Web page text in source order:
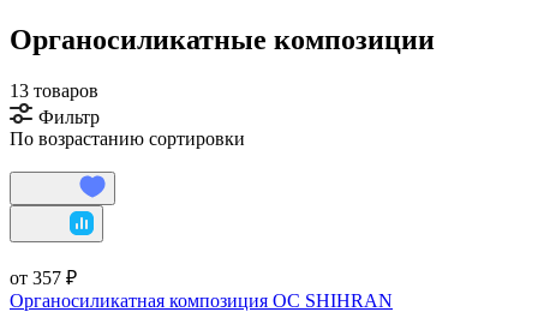
Органосиликатные композиции
13 товаров
Фильтр
По возрастанию сортировки
от 357 ₽
Органосиликатная композиция ОС SHIHRAN